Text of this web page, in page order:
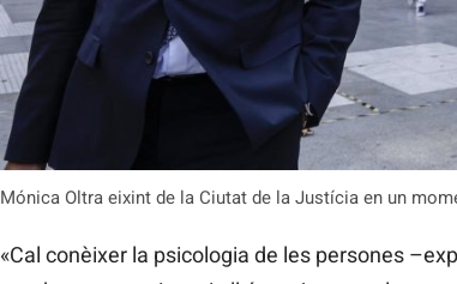
Mónica Oltra eixint de la Ciutat de la Justícia en un
«Cal conèixer la psicologia de les persones